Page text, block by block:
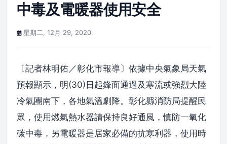
中毒及電暖器使用安全
星期二, 12月 29, 2020
〔記者林明佑／彰化市報導〕依據中央氣象局天氣
預報顯示，明(30)日起鋒面通過及寒流或強烈大陸
冷氣團南下，各地氣溫劇降。彰化縣消防局提醒民
眾，使用燃氣熱水器請保持良好通風，慎防一氧化
碳中毒，另電暖器是居家必備的抗寒利器，使用時